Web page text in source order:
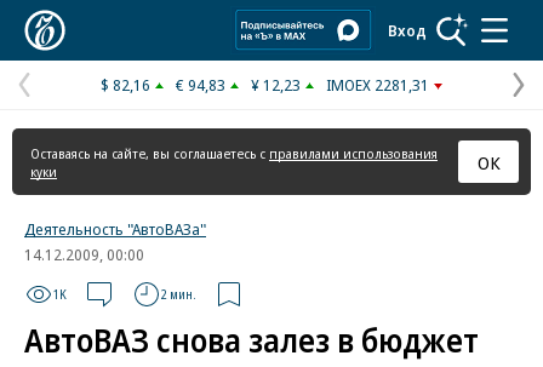
Вход
Предыдущая
страница
$ 82,16 € 94,83 ¥ 12,23 IMOEX 2281,31
Оставаясь на сайте, вы соглашаетесь с правилами использования
куки
ОК
Деятельность "АвтоВАЗа"
14.12.2009, 00:00
1K 2 мин.
АвтоВАЗ снова залез в бюджет